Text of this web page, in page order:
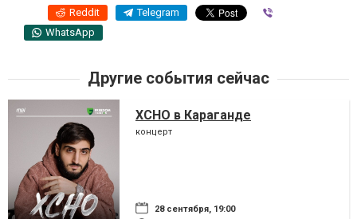
Reddit Telegram
WhatsApp
Другие события сейчас
XCHO в Караганде
концерт
28 сентября, 19:00